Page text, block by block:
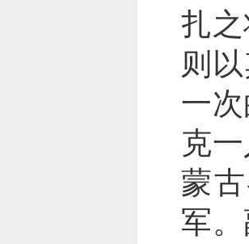
扎
则
一
克
蒙
军